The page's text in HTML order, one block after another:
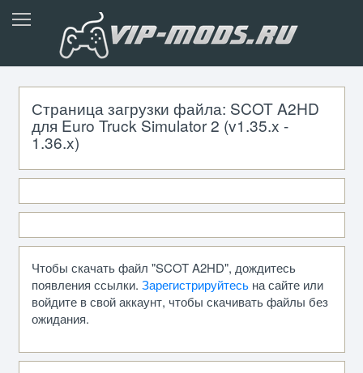
Страница загрузки файла: SCOT A2HD
для Euro Truck Simulator 2 (v1.35.x -
1.36.x)
Чтобы скачать файл "SCOT A2HD", дождитесь
появления ссылки. Зарегистрируйтесьна сайте или
войдите в свой аккаунт, чтобы скачивать файлы без
ожидания.